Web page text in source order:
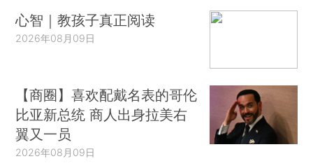
心智｜教孩子真正阅读
2026年08月09日
【商圈】喜欢配戴名表的哥伦
比亚新总统 商人出身拉美右
翼又一员
2026年08月09日